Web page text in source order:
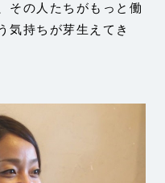
その人たちがもっと働
気持ちが芽生えてき